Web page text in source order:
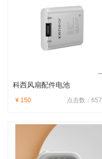
科西风扇配件电池
点击数：657
¥ 150